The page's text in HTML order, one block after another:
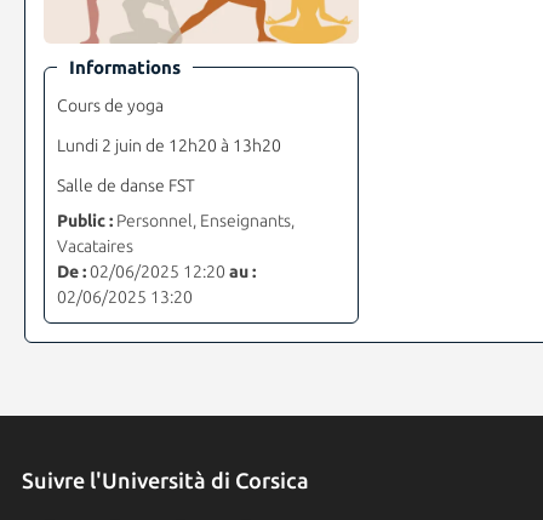
Informations
Cours de yoga
Lundi 2 juin de 12h20 à 13h20
Salle de danse FST
Public :Personnel, Enseignants,
Vacataires
De :02/06/2025 12:20 au :
02/06/2025 13:20
Suivre l'Università di Corsica